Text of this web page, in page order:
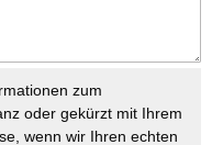
zum
oder gekürzt mit Ihrem
wenn wir Ihren echten